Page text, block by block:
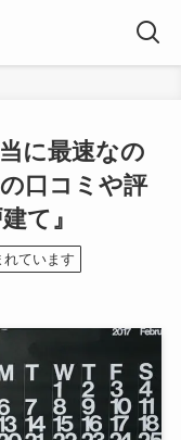
に最速なの
口コミや評
て』
ています